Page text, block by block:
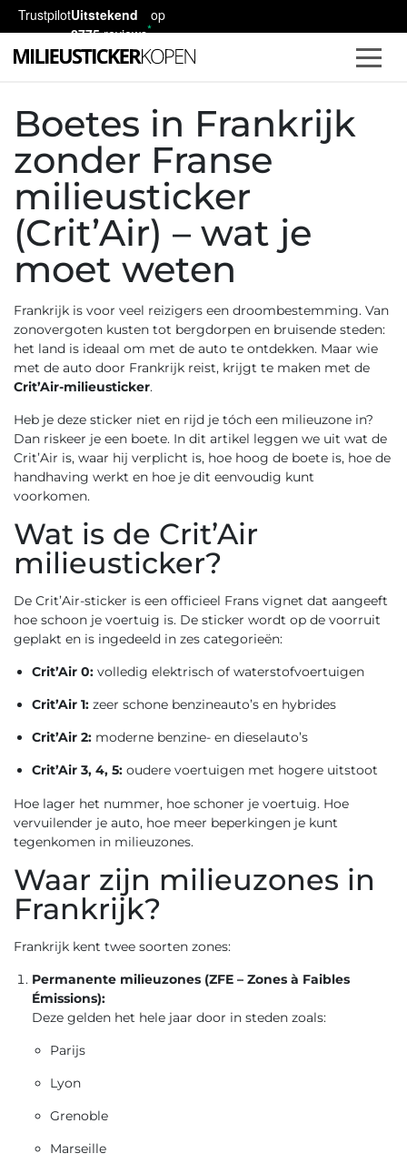
TrustpilotUitstekend
2775reviews
op
Boetes in Frankrijk
zonder Franse
milieusticker
(Crit’Air) – wat je
moet weten
Frankrijk is voor veel reizigers een droombestemming. Van
zonovergoten kusten tot bergdorpen en bruisende steden:
het land is ideaal om met de auto te ontdekken. Maar wie
met de auto door Frankrijk reist, krijgt te maken met de
Crit’Air-milieusticker.
Heb je deze sticker niet en rijd je tóch een milieuzone in?
Dan riskeer je een boete. In dit artikel leggen we uit wat de
Crit’Air is, waar hij verplicht is, hoe hoog de boete is, hoe de
handhaving werkt en hoe je dit eenvoudig kunt
voorkomen.
Wat is de Crit’Air
milieusticker?
De Crit’Air-sticker is een officieel Frans vignet dat aangeeft
hoe schoon je voertuig is. De sticker wordt op de voorruit
geplakt en is ingedeeld in zes categorieën:
Crit’Air 0: volledig elektrisch of waterstofvoertuigen
Crit’Air 1: zeer schone benzineauto’s en hybrides
Crit’Air 2: moderne benzine- en dieselauto’s
Crit’Air 3, 4, 5: oudere voertuigen met hogere uitstoot
Hoe lager het nummer, hoe schoner je voertuig. Hoe
vervuilender je auto, hoe meer beperkingen je kunt
tegenkomen in milieuzones.
Waar zijn milieuzones in
Frankrijk?
Frankrijk kent twee soorten zones:
Permanente milieuzones (ZFE – Zones à Faibles
Émissions):
Deze gelden het hele jaar door in steden zoals:
Parijs
Lyon
Grenoble
Marseille